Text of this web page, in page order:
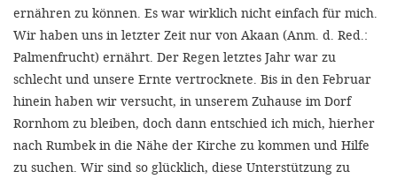
ernähren zu können. Es war wirklich nicht einfach für mich.
Wir haben uns in letzter Zeit nur von Akaan (Anm. d. Red.:
Palmenfrucht) ernährt. Der Regen letztes Jahr war zu
schlecht und unsere Ernte vertrocknete. Bis in den Februar
hinein haben wir versucht, in unserem Zuhause im Dorf
Rornhom zu bleiben, doch dann entschied ich mich, hierher
nach Rumbek in die Nähe der Kirche zu kommen und Hilfe
zu suchen. Wir sind so glücklich, diese Unterstützung zu